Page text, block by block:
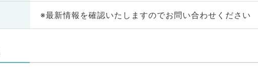
※最新情報を確認いたしますのでお問い合わせください